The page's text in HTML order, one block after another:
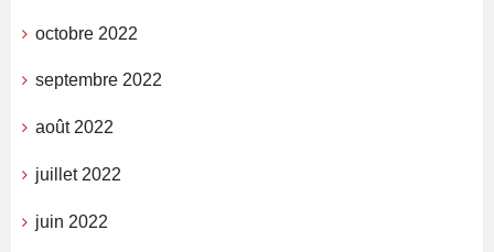
octobre 2022
septembre 2022
août 2022
juillet 2022
juin 2022